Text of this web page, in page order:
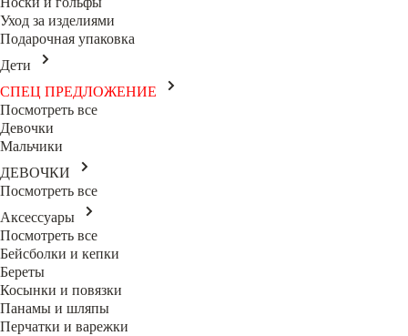
Уход за изделиями
Подарочная упаковка
Дети
СПЕЦ ПРЕДЛОЖЕНИЕ
Посмотреть все
Девочки
Мальчики
ДЕВОЧКИ
Посмотреть все
Аксессуары
Посмотреть все
Бейсболки и кепки
Береты
Косынки и повязки
Панамы и шляпы
Перчатки и варежки